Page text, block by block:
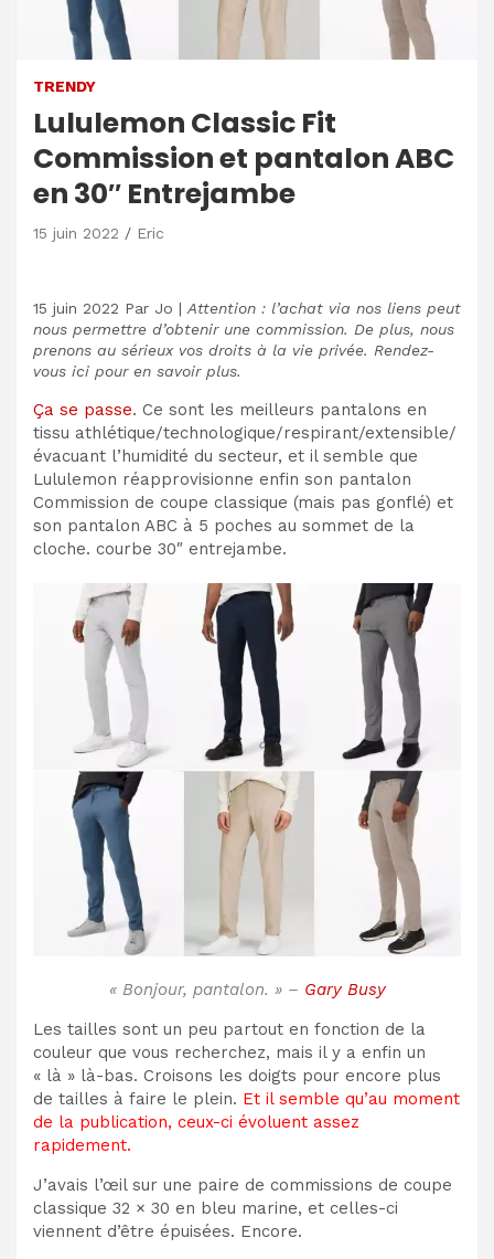
TRENDY
Lululemon Classic Fit
Commission et pantalon ABC
en 30″ Entrejambe
15 juin 2022 Eric
15 juin 2022 Par Jo | Attention : l’achat via nos liens peut
nous permettre d’obtenir une commission. De plus, nous
prenons au sérieux vos droits à la vie privée. Rendez-
vous ici pour en savoir plus.
Ça se passe. Ce sont les meilleurs pantalons en
tissu athlétique/technologique/respirant/extensible/
évacuant l’humidité du secteur, et il semble que
Lululemon réapprovisionne enfin son pantalon
Commission de coupe classique (mais pas gonflé) et
son pantalon ABC à 5 poches au sommet de la
cloche. courbe 30″ entrejambe.
« Bonjour, pantalon. » – Gary Busy
Les tailles sont un peu partout en fonction de la
couleur que vous recherchez, mais il y a enfin un
« là » là-bas. Croisons les doigts pour encore plus
de tailles à faire le plein. Et il semble qu’au moment
de la publication, ceux-ci évoluent assez
rapidement.
J’avais l’œil sur une paire de commissions de coupe
classique 32 × 30 en bleu marine, et celles-ci
viennent d’être épuisées. Encore.